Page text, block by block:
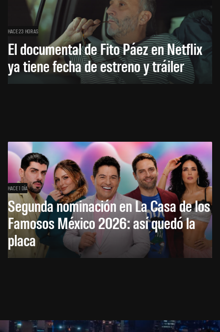
HACE 23 HORAS
El documental de Fito Páez en Netflix
ya tiene fecha de estreno y tráiler
HACE 1 DÍA
Segunda nominación en La Casa de los
Famosos México 2026: así quedó la
placa